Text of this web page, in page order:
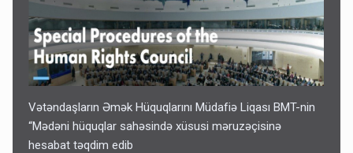
Kartdan karta istədiyiniz qədər köçürmə edə bilərsiniz -
VİDEO
11:06
Vətəndaşların Əmək Hüquqlarını Müdafiə Liqası BMT-nin
“Mədəni hüquqlar sahəsində xüsusi məruzəçisinə
hesabat təqdim edib